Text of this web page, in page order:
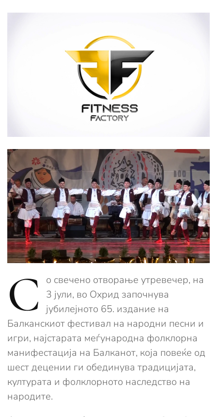
С
о свечено отворање утревечер, на
3 јули, во Охрид започнува
јубилејното 65. издание на
Балканскиот фестивал на народни песни и
игри, најстарата меѓународна фолклорна
манифестација на Балканот, која повеќе од
шест децении ги обединува традицијата,
културата и фолклорното наследство на
народите.